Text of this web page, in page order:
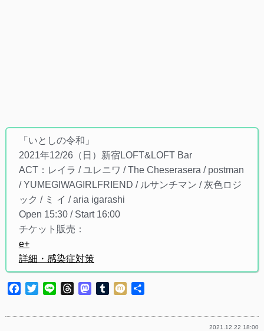
「いとしの令和」
2021年12/26（日）新宿LOFT&LOFT Bar
ACT：レイラ / ユレニワ / The Cheserasera / postman
/ YUMEGIWAGIRLFRIEND / ルサンチマン / 灰色ロジ
ック / ミ イ / aria igarashi
Open 15:30 / Start 16:00
チケット販売：
e+
詳細・感染症対策
Facebook
TwitterLine ThreadsMastodon
Tumblr
Mixi
2021.12.22 18:00